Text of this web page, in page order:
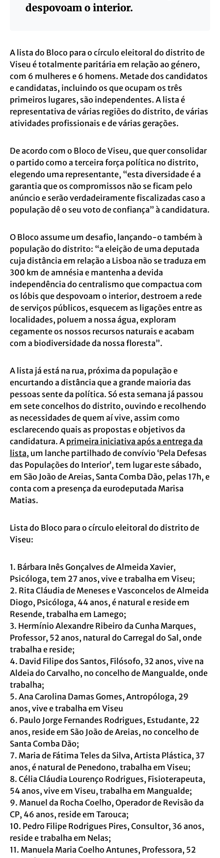
despovoam o interior.
A lista do Bloco para o círculo eleitoral do distrito de
Viseu é totalmente paritária em relação ao género,
com 6 mulheres e 6 homens. Metade dos candidatos
e candidatas, incluindo os que ocupam os três
primeiros lugares, são independentes. A lista é
representativa de várias regiões do distrito, de várias
atividades profissionais e de várias gerações.
De acordo com o Bloco de Viseu, que quer consolidar
o partido como a terceira força política no distrito,
elegendo uma representante, “esta diversidade é a
garantia que os compromissos não se ficam pelo
anúncio e serão verdadeiramente fiscalizadas caso a
população dê o seu voto de confiança” à candidatura.
O Bloco assume um desafio, lançando-o também à
população do distrito: “a eleição de uma deputada
cuja distância em relação a Lisboa não se traduza em
300 km de amnésia e mantenha a devida
independência do centralismo que compactua com
os lóbis que despovoam o interior, destroem a rede
de serviços públicos, esquecem as ligações entre as
localidades, poluem a nossa água, exploram
cegamente os nossos recursos naturais e acabam
com a biodiversidade da nossa floresta”.
A lista já está na rua, próxima da população e
encurtando a distância que a grande maioria das
pessoas sente da política. Só esta semana já passou
em sete concelhos do distrito, ouvindo e recolhendo
as necessidades de quem aí vive, assim como
esclarecendo quais as propostas e objetivos da
candidatura. A primeira iniciativa após a entrega da
lista, um lanche partilhado de convívio ‘Pela Defesas
das Populações do Interior’, tem lugar este sábado,
em São João de Areias, Santa Comba Dão, pelas 17h, e
conta com a presença da eurodeputada Marisa
Matias.
Lista do Bloco para o círculo eleitoral do distrito de
Viseu:
1. Bárbara Inês Gonçalves de Almeida Xavier,
Psicóloga, tem 27 anos, vive e trabalha em Viseu;
2. Rita Cláudia de Meneses e Vasconcelos de Almeida
Diogo, Psicóloga, 44 anos, é natural e reside em
Resende, trabalha em Lamego;
3. Hermínio Alexandre Ribeiro da Cunha Marques,
Professor, 52 anos, natural do Carregal do Sal, onde
trabalha e reside;
4. David Filipe dos Santos, Filósofo, 32 anos, vive na
Aldeia do Carvalho, no concelho de Mangualde, onde
trabalha;
5. Ana Carolina Damas Gomes, Antropóloga, 29
anos, vive e trabalha em Viseu
6. Paulo Jorge Fernandes Rodrigues, Estudante, 22
anos, reside em São João de Areias, no concelho de
Santa Comba Dão;
7. Maria de Fátima Teles da Silva, Artista Plástica, 37
anos, é natural de Penedono, trabalha em Viseu;
8. Célia Cláudia Lourenço Rodrigues, Fisioterapeuta,
54 anos, vive em Viseu, trabalha em Mangualde;
9. Manuel da Rocha Coelho, Operador de Revisão da
CP, 46 anos, reside em Tarouca;
10. Pedro Filipe Rodrigues Pires, Consultor, 36 anos,
reside e trabalha em Nelas;
11. Manuela Maria Coelho Antunes, Professora, 52